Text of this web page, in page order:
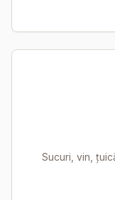
Sucuri, vin,